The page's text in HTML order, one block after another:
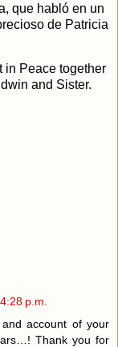
que habló en un
de Patricia
in Peace together
and Sister.
p.m.
account of your
Thank you for